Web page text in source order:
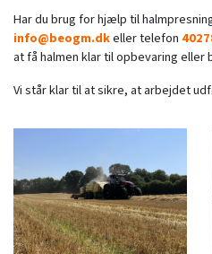
Har du brug for hjælp til
info@beogm.dkeller telefon
at få halmen klar til opbevaring eller
Vi står klar til at sikre, at arbejdet